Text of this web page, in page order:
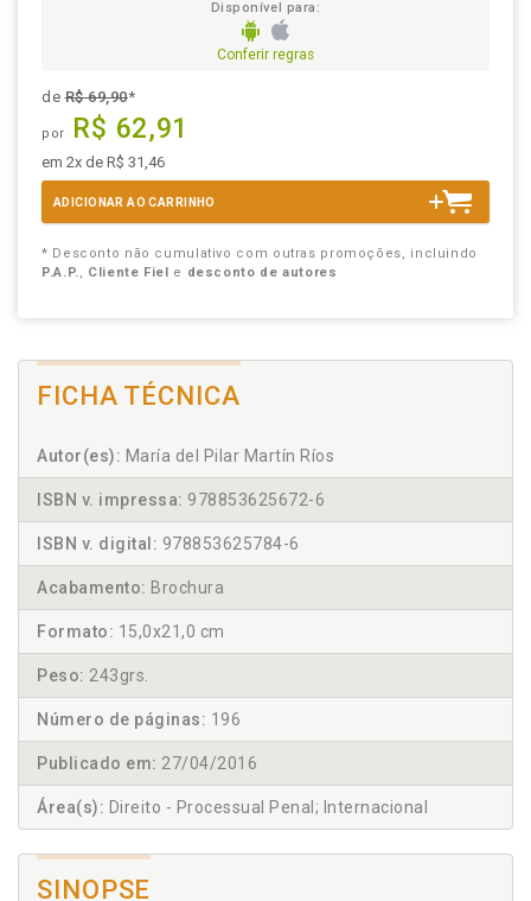
Disponível para:
Conferir regras
deR$ 69,90*
por R$ 62,91
em 2x de R$ 31,46
ADICIONAR AO CARRINHO
* Desconto não cumulativo com outras promoções, incluindo
P.A.P., Cliente Fiel e desconto de autores
FICHA TÉCNICA
Autor(es): María del Pilar Martín Ríos
ISBN v. impressa: 978853625672-6
ISBN v. digital: 978853625784-6
Acabamento: Brochura
Formato: 15,0x21,0 cm
Peso: 243grs.
Número de páginas: 196
Publicado em: 27/04/2016
Área(s): Direito - Processual Penal; Internacional
SINOPSE